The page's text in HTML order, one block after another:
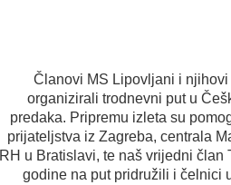
Članovi MS Lipovljani i
organizirali trodnevni put u
predaka. Pripremu izleta su
prijateljstva iz Zagreba, centrala
RH u Bratislavi, te naš vrijedni član
godine na put pridružili i čelnici